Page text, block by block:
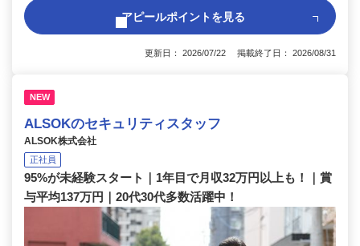
アピールポイントを見る
更新日： 2026/07/22 掲載終了日： 2026/08/31
NEW
ALSOKのセキュリティスタッフ
ALSOK株式会社
正社員
95%が未経験スタート｜1年目で月収32万円以上も！｜賞
与平均137万円｜20代30代多数活躍中！